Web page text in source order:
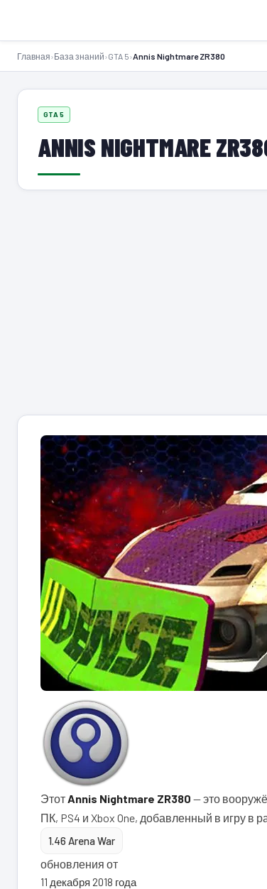
Главная›База знаний›GTA 5›Annis Nightmare ZR380
GTA 5
ANNIS NIGHTMARE
ЭтотAnnis Nightmare ZR380 — это
ПК, PS4 и Xbox One, добавленный в игру в
1.46 Arena War
обновления от
11 декабря 2018 года